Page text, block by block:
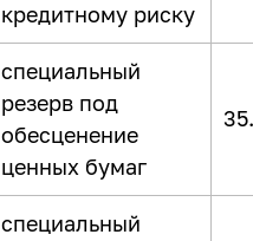
кредитному риску
специальный
резерв под
обесценение
ценных бумаг
специальный